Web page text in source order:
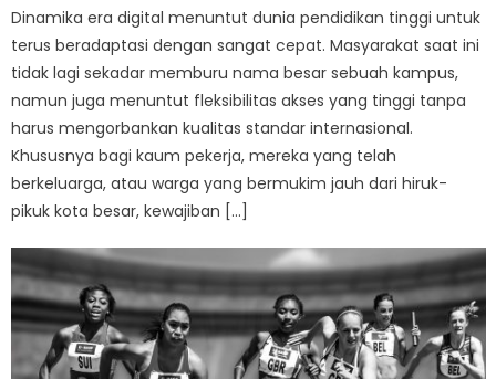
Dinamika era digital menuntut dunia pendidikan tinggi untuk
terus beradaptasi dengan sangat cepat. Masyarakat saat ini
tidak lagi sekadar memburu nama besar sebuah kampus,
namun juga menuntut fleksibilitas akses yang tinggi tanpa
harus mengorbankan kualitas standar internasional.
Khususnya bagi kaum pekerja, mereka yang telah
berkeluarga, atau warga yang bermukim jauh dari hiruk-
pikuk kota besar, kewajiban […]